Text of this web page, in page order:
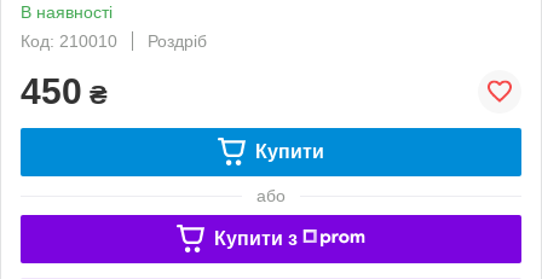
В наявності
Код: 210010
Роздріб
450 ₴
Купити
або
Купити з